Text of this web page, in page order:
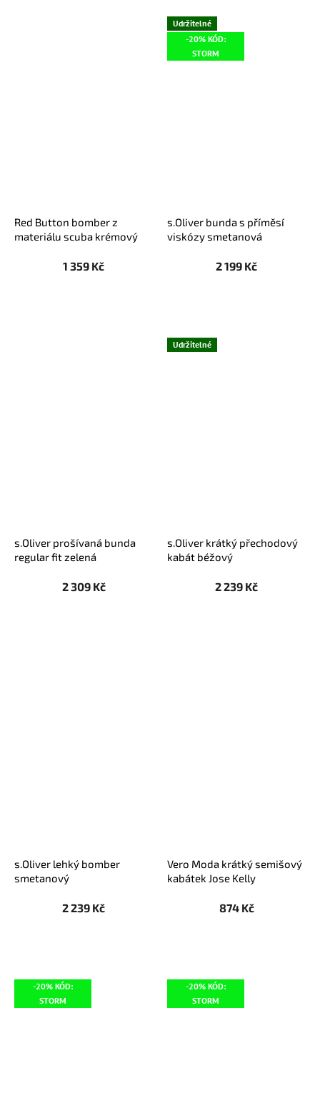
Red Button bomber z
materiálu scuba krémový
1 359 Kč
Udržitelné
-20% KÓD:
STORM
s.Oliver bunda s příměsí
viskózy smetanová
2 199 Kč
s.Oliver prošívaná bunda
regular fit zelená
2 309 Kč
Udržitelné
s.Oliver krátký přechodový
kabát béžový
2 239 Kč
s.Oliver lehký bomber
smetanový
2 239 Kč
Vero Moda krátký semišový
kabátek Jose Kelly
874 Kč
-20% KÓD:
STORM
-20% KÓD:
STORM